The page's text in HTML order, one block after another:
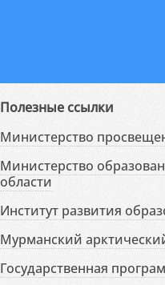
Полезные ссылки
Министерство
Министерство
области
Институт развития
Мурманский
Государственная